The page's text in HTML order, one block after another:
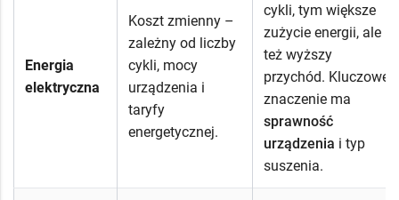
Energia
elektryczna
Koszt zmienny –
zależny od liczby
cykli, mocy
urządzenia i
taryfy
energetycznej.
cykli, tym większe
zużycie energii, ale
też wyższy
przychód. Kluczowe
znaczenie ma
sprawność
urządzenia i typ
suszenia.